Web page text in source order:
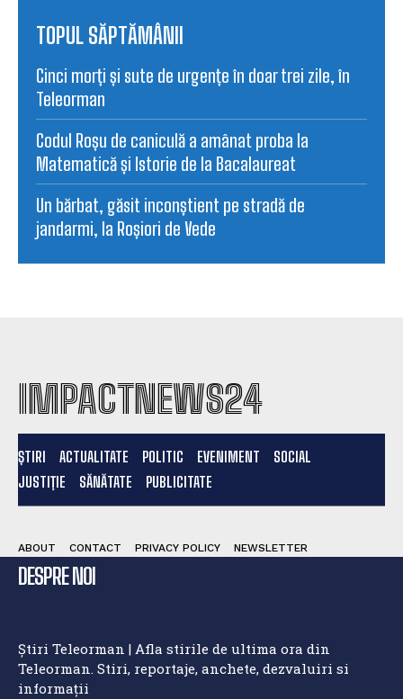
TOPUL SĂPTĂMÂNII
Cinci morți și sute de urgențe în doar trei zile, în
Teleorman
Codul Roșu de caniculă a amânat proba la
Matematică și Istorie de la Bacalaureat
Un bărbat, găsit inconștient pe stradă de
jandarmi, la Roșiori de Vede
IMPACTNEWS24
ȘTIRI ACTUALITATE POLITIC EVENIMENT
SOCIAL
JUSTIȚIE
SĂNĂTATE PUBLICITATE
ABOUT CONTACT PRIVACY POLICY NEWSLETTER
DESPRE NOI
Știri Teleorman | Afla stirile de ultima ora din
Teleorman. Stiri, reportaje, anchete, dezvaluiri si
informații